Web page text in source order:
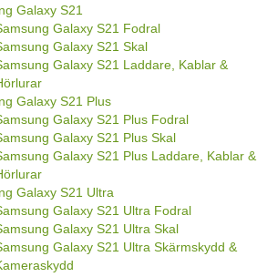
Galaxy S21
Galaxy S21 Fodral
Galaxy S21 Skal
Galaxy S21 Laddare, Kablar &
Galaxy S21 Plus
Galaxy S21 Plus Fodral
Galaxy S21 Plus Skal
Galaxy S21 Plus Laddare, Kablar &
Galaxy S21 Ultra
Galaxy S21 Ultra Fodral
Galaxy S21 Ultra Skal
Galaxy S21 Ultra Skärmskydd &